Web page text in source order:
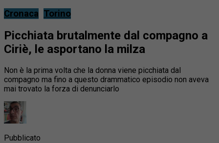
Cronaca Torino
Picchiata brutalmente dal compagno a
Ciriè, le asportano la milza
Non è la prima volta che la donna viene picchiata dal
compagno ma fino a questo drammatico episodio non aveva
mai trovato la forza di denunciarlo
Pubblicato